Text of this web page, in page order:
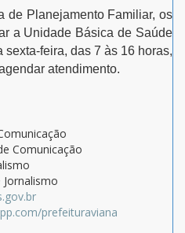
de Planejamento Familiar, os
a Unidade Básica de Saúde
feira, das 7 às 16 horas,
atendimento.
Comunicação
prefeituraviana